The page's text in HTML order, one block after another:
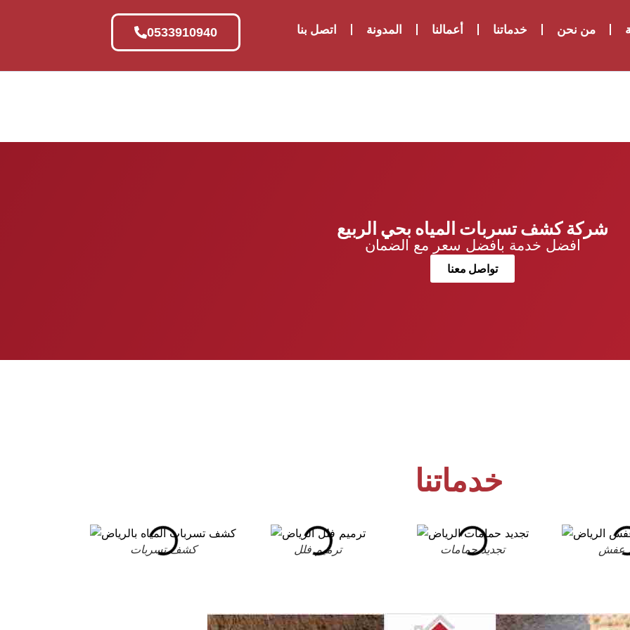
من نحن خدماتنا أعمالنا المدونة اتصل بنا 0533910940
شركة كشف تسربات المياه بحي الربيع
افضل خدمة بافضل سعر مع الضمان
تواصل معنا
خدماتنا
كشف تسربات ترميم فلل تجديد حمامات عفش